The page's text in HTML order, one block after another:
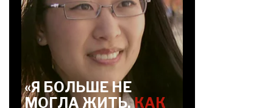
«Я БОЛЬШЕ НЕ
МОГЛА ЖИТЬ,КАК